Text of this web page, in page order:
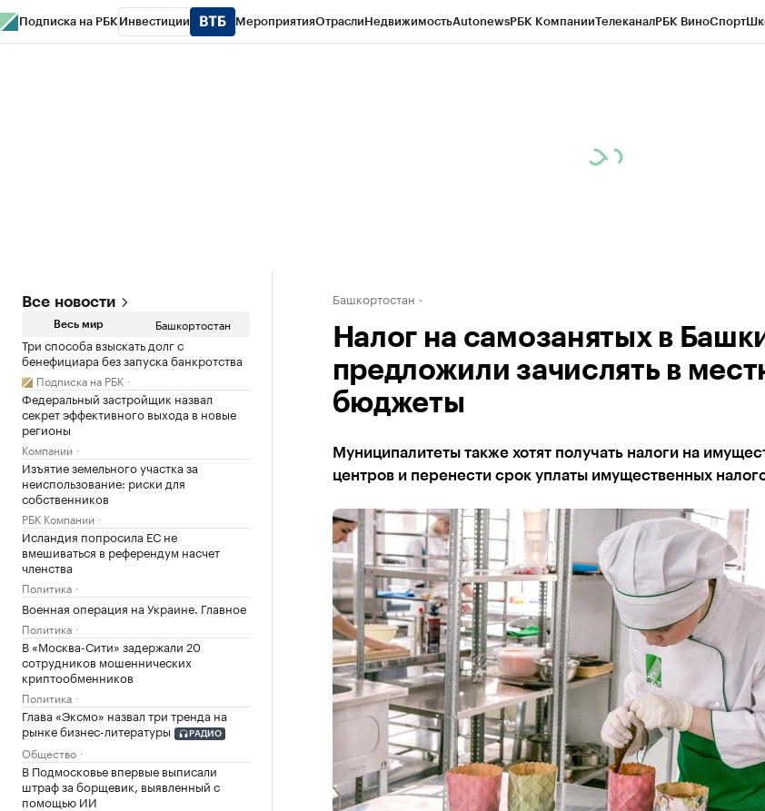
Подписка на РБК Инвестиции МероприятияОтраслиНедвижимостьAutonewsРБК КомпанииТелеканалРБК ВиноСпорт
Все новости
Весь мир Башкортостан
Три способа взыскать долг с
бенефициара без запуска банкротства
Подписка на РБК
Федеральный застройщик назвал
секрет эффективного выхода в новые
регионы
Компании
Изъятие земельного участка за
неиспользование: риски для
собственников
РБК Компании
Исландия попросила ЕС не
вмешиваться в референдум насчет
членства
Политика
Военная операция на Украине. Главное
Политика
В «Москва-Сити» задержали 20
сотрудников мошеннических
криптообменников
Политика
Глава «Эксмо» назвал три тренда на
рынке бизнес-литературы
РАДИО
Общество
В Подмосковье впервые выписали
штраф за борщевик, выявленный с
помощью ИИ
Башкортостан
Налог на самозанятых в
предложили зачислять в
бюджеты
Муниципалитеты также хотят получать налоги на
центров и перенести срок уплаты имущественных